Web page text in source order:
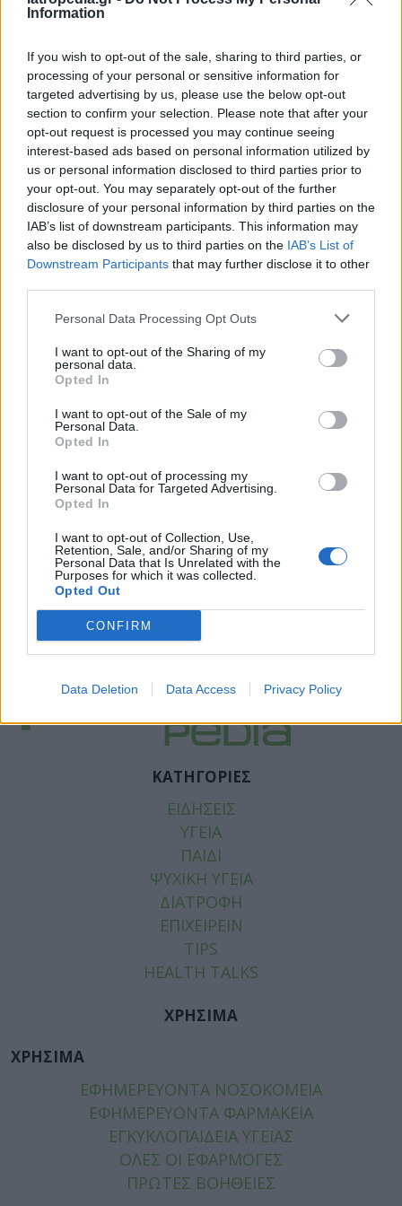
Information
If you wish to opt-out of the sale, sharing to third parties, or
processing of your personal or sensitive information for
targeted advertising by us, please use the below opt-out
section to confirm your selection. Please note that after your
opt-out request is processed you may continue seeing
interest-based ads based on personal information utilized by
us or personal information disclosed to third parties prior to
your opt-out. You may separately opt-out of the further
disclosure of your personal information by third parties on the
IAB’s list of downstream participants. This information may
also be disclosed by us to third parties on the IAB’s List of
Downstream Participants that may further disclose it to other
Personal Data Processing Opt Outs
I want to opt-out of the Sharing of my
personal data.
Opted In
I want to opt-out of the Sale of my
Personal Data.
Opted In
I want to opt-out of processing my
Personal Data for Targeted Advertising.
Opted In
I want to opt-out of Collection, Use,
Retention, Sale, and/or Sharing of my
Personal Data that Is Unrelated with the
Purposes for which it was collected.
Opted Out
CONFIRM
Data Deletion Data Access Privacy Policy
παθήσεων, τονίζουν οι ερευνητές. «Αυτή είναι
περίπου η ποσότητα φλαβονοειδών που θα
καταναλώνατε σε δύο φλιτζάνια τσάι», προσθέτουν.
Ωστόσο,όσοι κατανάλωναν μια ευρύτερη
ποικιλία φλαβονοειδών, είχαν ακόμη
χαμηλότερο κίνδυνο εμφάνισης αυτών των
ασθενειών, ακόμη και όταν κατανάλωναν την
ίδια συνολική ποσότητα», εξηγούν.
Έτσι, για παράδειγμα, αντί να πίνετε απλώς τσάι,
και μαύρη σοκολάτα.
Φωτογραφία iStock
Facebook
Twitter
ΚΑΤΗΓΟΡΙΕΣ
ΕΙΔΗΣΕΙΣ
ΥΓΕΙΑ
ΠΑΙΔΙ
ΨΥΧΙΚΗ ΥΓΕΙΑ
ΔΙΑΤΡΟΦΗ
ΕΠΙΧΕΙΡΕΙΝ
TIPS
HEALTH TALKS
ΧΡΗΣΙΜΑ
ΧΡΗΣΙΜΑ
ΕΦΗΜΕΡΕΥΟΝΤΑ ΝΟΣΟΚΟΜΕΙΑ
ΕΦΗΜΕΡΕΥΟΝΤΑ ΦΑΡΜΑΚΕΙΑ
ΕΓΚΥΚΛΟΠΑΙΔΕΙΑ ΥΓΕΙΑΣ
ΟΛΕΣ ΟΙ ΕΦΑΡΜΟΓΕΣ
ΠΡΩΤΕΣ ΒΟΗΘΕΙΕΣ